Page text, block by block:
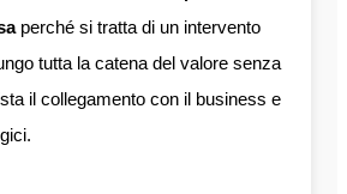
perché si tratta di un intervento
tutta la catena del valore senza
il collegamento con il business e